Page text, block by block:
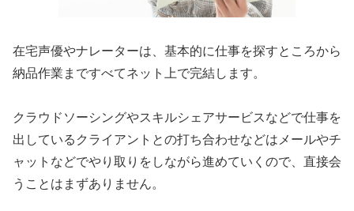
在宅声優やナレーターは、基本的に仕事を探すところから
納品作業まですべてネット上で完結します。
クラウドソーシングやスキルシェアサービスなどで仕事を
出しているクライアントとの打ち合わせなどはメールやチ
ャットなどでやり取りをしながら進めていくので、直接会
うことはまずありません。